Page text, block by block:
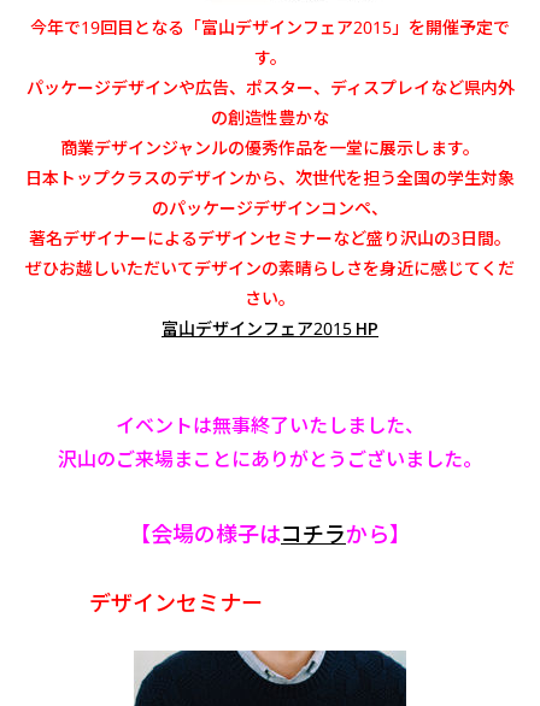
今年で19回目となる「富山デザインフェア2015」を開催予定で
す。
パッケージデザインや広告、ポスター、ディスプレイなど県内外
の創造性豊かな
商業デザインジャンルの優秀作品を一堂に展示します。
日本トップクラスのデザインから、次世代を担う全国の学生対象
のパッケージデザインコンペ、
著名デザイナーによるデザインセミナーなど盛り沢山の3日間。
ぜひお越しいただいてデザインの素晴らしさを身近に感じてくだ
さい。
富山デザインフェア2015 HP
イベントは無事終了いたしました、
沢山のご来場まことにありがとうございました。
【会場の様子はコチラから】
デザインセミナー